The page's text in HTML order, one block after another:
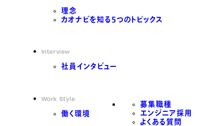
理念
カオナビを知る5つのトピックス
Interview
社員インタビュー
Work Style
働く環境
募集職種
エンジニア採用
よくある質問